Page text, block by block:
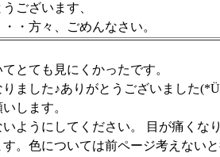
ございます、
・方々、ごめんなさい。
とても見にくかったです。
ました♪ありがとうございました
します。
ようにしてください。 目が痛くな
。色については前ページ考えない